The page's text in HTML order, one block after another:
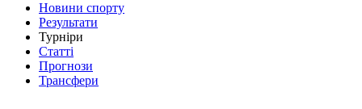
Новини спорту
Результати
Турніри
Статті
Прогнози
Трансфери